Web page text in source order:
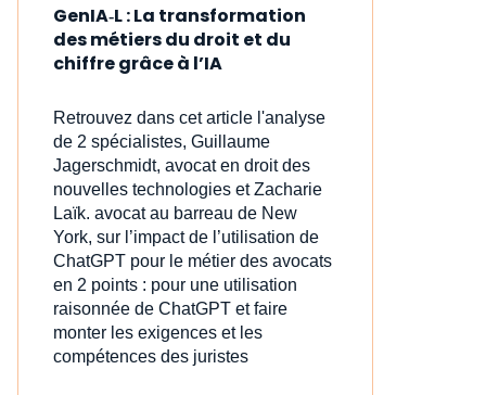
GenIA‑L : La transformation
des métiers du droit et du
chiffre grâce à l’IA
Retrouvez dans cet article l'analyse
de 2 spécialistes, Guillaume
Jagerschmidt, avocat en droit des
nouvelles technologies et Zacharie
Laïk. avocat au barreau de New
York, sur l’impact de l’utilisation de
ChatGPT pour le métier des avocats
en 2 points : pour une utilisation
raisonnée de ChatGPT et faire
monter les exigences et les
compétences des juristes